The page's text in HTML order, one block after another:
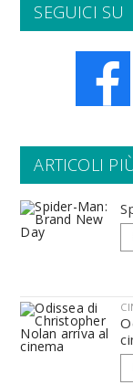
SEGUICI SU
ARTICOLI